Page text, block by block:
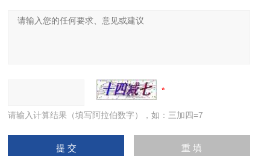
请输入计算结果（填写阿拉伯数字），如：三加四=7